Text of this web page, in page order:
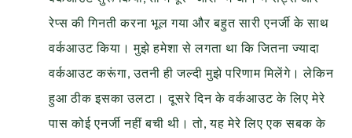
रेप्स की गिनती करना भूल गया और बहुत सारी एनर्जी के साथ
वर्कआउट किया। मुझे हमेशा से लगता था कि जितना ज्यादा
वर्कआउट करूंगा, उतनी ही जल्दी मुझे परिणाम मिलेंगे। लेकिन
हुआ ठीक इसका उलटा। दूसरे दिन के वर्कआउट के लिए मेरे
पास कोई एनर्जी नहीं बची थी। तो, यह मेरे लिए एक सबक के